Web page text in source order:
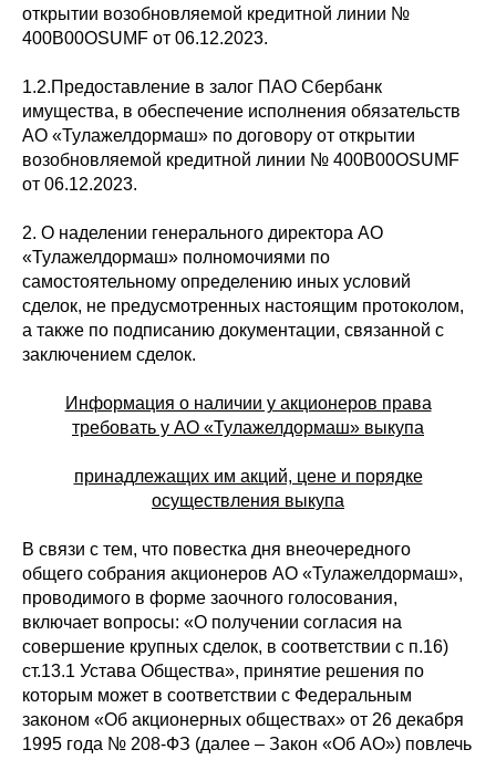
открытии возобновляемой кредитной линии №
400B00OSUMF от 06.12.2023.
1.2.Предоставление в залог ПАО Сбербанк
имущества, в обеспечение исполнения обязательств
АО «Тулажелдормаш» по договору от открытии
возобновляемой кредитной линии № 400B00OSUMF
от 06.12.2023.
2. О наделении генерального директора АО
«Тулажелдормаш» полномочиями по
самостоятельному определению иных условий
сделок, не предусмотренных настоящим протоколом,
а также по подписанию документации, связанной с
заключением сделок.
Информация о наличии у акционеров права
требовать у АО «Тулажелдормаш» выкупа
принадлежащих им акций, цене и порядке
осуществления выкупа
В связи с тем, что повестка дня внеочередного
общего собрания акционеров АО «Тулажелдормаш»,
проводимого в форме заочного голосования,
включает вопросы: «О получении согласия на
совершение крупных сделок, в соответствии с п.16)
ст.13.1 Устава Общества», принятие решения по
которым может в соответствии с Федеральным
законом «Об акционерных обществах» от 26 декабря
1995 года № 208-ФЗ (далее – Закон «Об АО») повлечь